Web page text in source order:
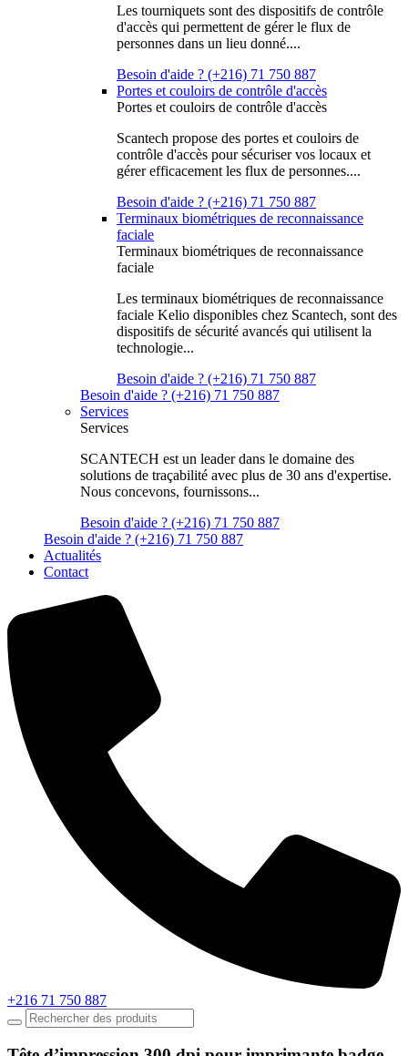
Les tourniquets sont des dispositifs de contrôle
d'accès qui permettent de gérer le flux de
personnes dans un lieu donné....
Besoin d'aide ? (+216) 71 750 887
Portes et couloirs de contrôle d'accès
Portes et couloirs de contrôle d'accès
Scantech propose des portes et couloirs de
contrôle d'accès pour sécuriser vos locaux et
gérer efficacement les flux de personnes....
Besoin d'aide ? (+216) 71 750 887
Terminaux biométriques de reconnaissance
faciale
Terminaux biométriques de reconnaissance
faciale
Les terminaux biométriques de reconnaissance
faciale Kelio disponibles chez Scantech, sont des
dispositifs de sécurité avancés qui utilisent la
technologie...
Besoin d'aide ? (+216) 71 750 887
Besoin d'aide ? (+216) 71 750 887
Services
Services
SCANTECH est un leader dans le domaine des
solutions de traçabilité avec plus de 30 ans d'expertise.
Nous concevons, fournissons...
Besoin d'aide ? (+216) 71 750 887
Besoin d'aide ? (+216) 71 750 887
Actualités
Contact
+216 71 750 887